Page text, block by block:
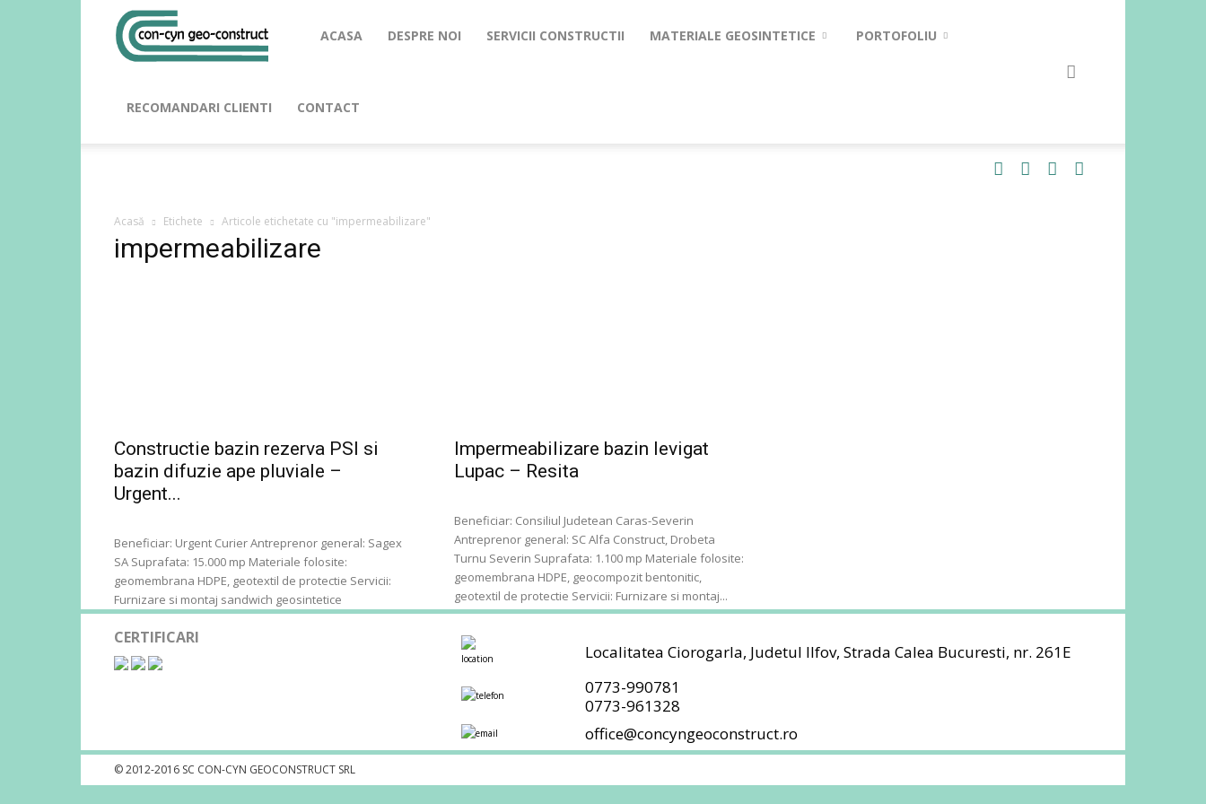
ACASA DESPRE NOI SERVICII CONSTRUCTII MATERIALE GEOSINTETICE PORTOFOLIU
RECOMANDARI CLIENTI CONTACT
Acasă Etichete Articole etichetate cu "impermeabilizare"
impermeabilizare
Constructie bazin rezerva PSI si
bazin difuzie ape pluviale –
Urgent...
Beneficiar: Urgent Curier Antreprenor general: Sagex
SA Suprafata: 15.000 mp Materiale folosite:
geomembrana HDPE, geotextil de protectie Servicii:
Furnizare si montaj sandwich geosintetice
Impermeabilizare bazin levigat
Lupac – Resita
Beneficiar: Consiliul Judetean Caras-Severin
Antreprenor general: SC Alfa Construct, Drobeta
Turnu Severin Suprafata: 1.100 mp Materiale folosite:
geomembrana HDPE, geocompozit bentonitic,
geotextil de protectie Servicii: Furnizare si montaj...
CERTIFICARI
Localitatea Ciorogarla, Judetul Ilfov, Strada Calea Bucuresti, nr. 261E
0773-990781
0773-961328
office@concyngeoconstruct.ro
© 2012-2016 SC CON-CYN GEOCONSTRUCT SRL